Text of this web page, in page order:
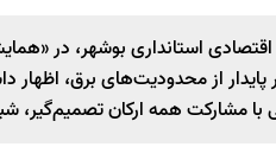
استانداری بوشهر، در
پایدار از محدودیت‌های برق،
با مشارکت همه ارکان تصمیم‌گیر،